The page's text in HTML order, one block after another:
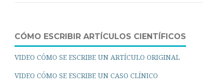
CÓMO ESCRIBIR ARTÍCULOS CIENTÍFICOS
VIDEO CÓMO SE ESCRIBE UN ARTÍCULO ORIGINAL
VIDEO CÓMO SE ESCRIBE UN CASO CLÍNICO